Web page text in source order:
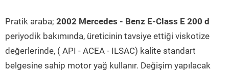
Pratik araba; 2002 Mercedes - Benz E-Class E 200 d
periyodik bakımında, üreticinin tavsiye ettiği viskotize
değerlerinde, ( API - ACEA - ILSAC) kalite standart
belgesine sahip motor yağ kullanır. Değişim yapılacak